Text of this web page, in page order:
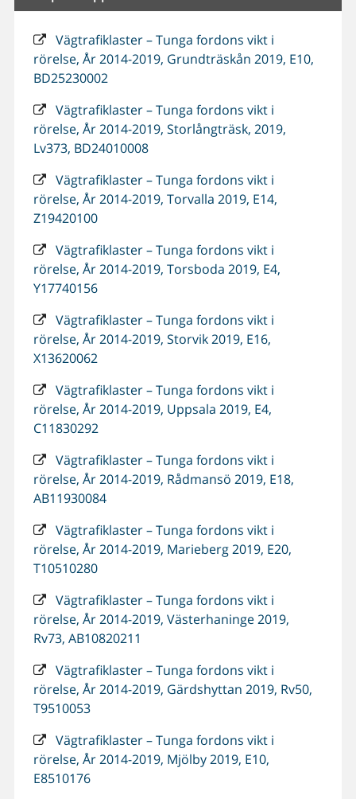
Vägtrafiklaster – Tunga fordons vikt i
rörelse, År 2014-2019, Grundträskån 2019, E10,
BD25230002
Vägtrafiklaster – Tunga fordons vikt i
rörelse, År 2014-2019, Storlångträsk, 2019,
Lv373, BD24010008
Vägtrafiklaster – Tunga fordons vikt i
rörelse, År 2014-2019, Torvalla 2019, E14,
Z19420100
Vägtrafiklaster – Tunga fordons vikt i
rörelse, År 2014-2019, Torsboda 2019, E4,
Y17740156
Vägtrafiklaster – Tunga fordons vikt i
rörelse, År 2014-2019, Storvik 2019, E16,
X13620062
Vägtrafiklaster – Tunga fordons vikt i
rörelse, År 2014-2019, Uppsala 2019, E4,
C11830292
Vägtrafiklaster – Tunga fordons vikt i
rörelse, År 2014-2019, Rådmansö 2019, E18,
AB11930084
Vägtrafiklaster – Tunga fordons vikt i
rörelse, År 2014-2019, Marieberg 2019, E20,
T10510280
Vägtrafiklaster – Tunga fordons vikt i
rörelse, År 2014-2019, Västerhaninge 2019,
Rv73, AB10820211
Vägtrafiklaster – Tunga fordons vikt i
rörelse, År 2014-2019, Gärdshyttan 2019, Rv50,
T9510053
Vägtrafiklaster – Tunga fordons vikt i
rörelse, År 2014-2019, Mjölby 2019, E10,
E8510176